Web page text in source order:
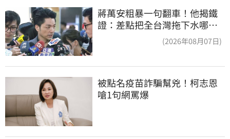
蔣萬安粗暴一句翻車！他揭鐵
證：差點把全台灣拖下水哪時
(2026年08月07日)
被點名疫苗詐騙幫兇！柯志恩
嗆1句網罵爆